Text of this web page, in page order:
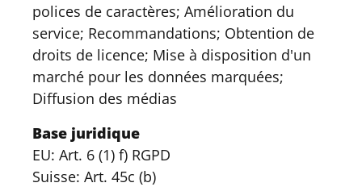
polices de caractères; Amélioration du
service; Recommandations; Obtention de
droits de licence; Mise à disposition d'un
marché pour les données marquées;
Diffusion des médias
Base juridique
EU: Art. 6 (1) f) RGPD
Suisse: Art. 45c (b)